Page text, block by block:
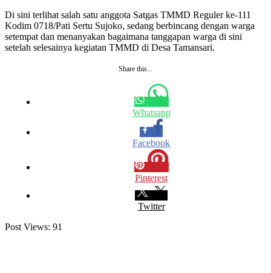
Di sini terlihat salah satu anggota Satgas TMMD Reguler ke-111
Kodim 0718/Pati Sertu Sujoko, sedang berbincang dengan warga
setempat dan menanyakan bagaimana tanggapan warga di sini
setelah selesainya kegiatan TMMD di Desa Tamansari.
Share this...
Whatsapp
Facebook
Pinterest
Twitter
Post Views: 91